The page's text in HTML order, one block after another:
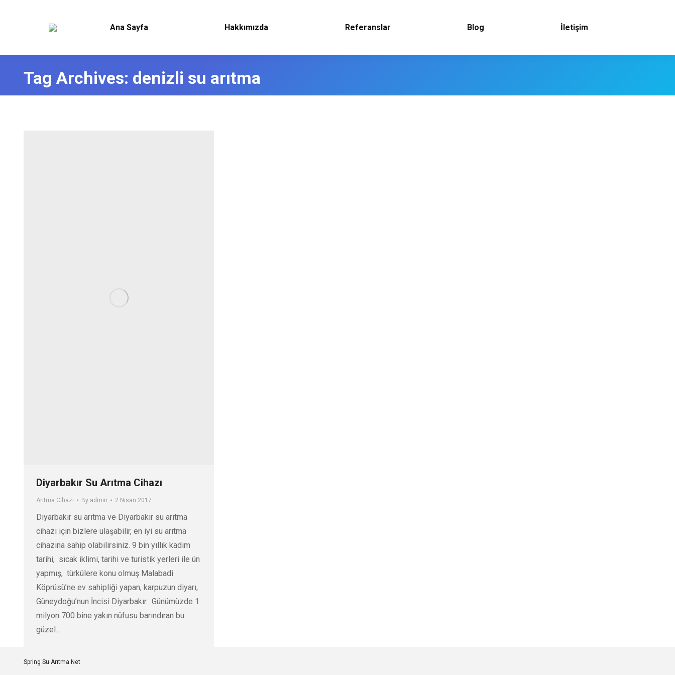
Ana Sayfa Hakkımızda Referanslar Blog İletişim
Tag Archives: denizli su arıtma
Diyarbakır Su Arıtma Cihazı
Arıtma Cihazı By admin 2 Nisan 2017
Diyarbakır su arıtma ve Diyarbakır su arıtma
cihazı için bizlere ulaşabilir, en iyi su arıtma
cihazına sahip olabilirsiniz. 9 bin yıllık kadim
tarihi, sıcak iklimi, tarihi ve turistik yerleri ile ün
yapmış, türkülere konu olmuş Malabadi
Köprüsü’ne ev sahipliği yapan, karpuzun diyarı,
Güneydoğu’nun İncisi Diyarbakır. Günümüzde 1
milyon 700 bine yakın nüfusu barındıran bu
güzel…
Spring Su Arıtma Net